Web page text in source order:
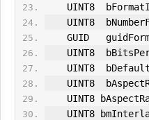
UINT8
UINT8
GUID
UINT8
UINT8
UINT8
UINT8
UINT8